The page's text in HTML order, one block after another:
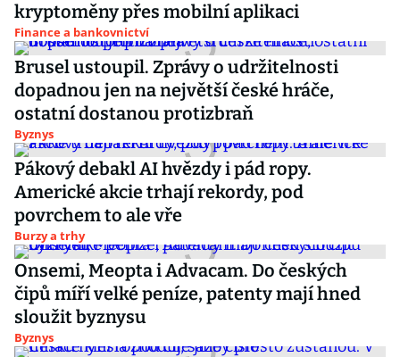
kryptoměny přes mobilní aplikaci
Finance a bankovnictví
Brusel ustoupil. Zprávy o udržitelnosti
dopadnou jen na největší české hráče,
ostatní dostanou protizbraň
Byznys
Pákový debakl AI hvězdy i pád ropy.
Americké akcie trhají rekordy, pod
povrchem to ale vře
Burzy a trhy
Onsemi, Meopta i Advacam. Do českých
čipů míří velké peníze, patenty mají hned
sloužit byznysu
Byznys